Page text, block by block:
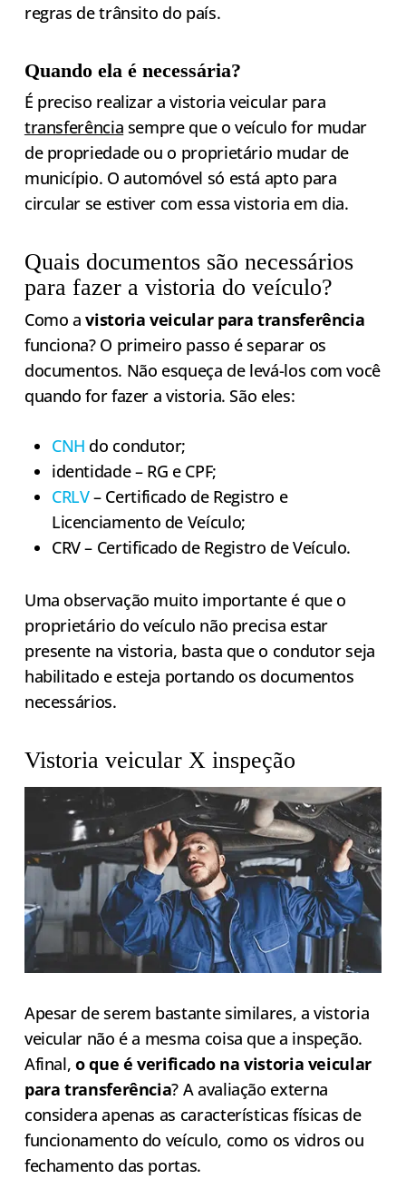
regras de trânsito do país.
Quando ela é necessária?
É preciso realizar a vistoria veicular para
transferência sempre que o veículo for mudar
de propriedade ou o proprietário mudar de
município. O automóvel só está apto para
circular se estiver com essa vistoria em dia.
Quais documentos são necessários
para fazer a vistoria do veículo?
Como a vistoria veicular para transferência
funciona? O primeiro passo é separar os
documentos. Não esqueça de levá-los com você
quando for fazer a vistoria. São eles:
CNH do condutor;
identidade – RG e CPF;
CRLV– Certificado de Registro e
Licenciamento de Veículo;
CRV – Certificado de Registro de Veículo.
Uma observação muito importante é que o
proprietário do veículo não precisa estar
presente na vistoria, basta que o condutor seja
habilitado e esteja portando os documentos
necessários.
Vistoria veicular X inspeção
Apesar de serem bastante similares, a vistoria
veicular não é a mesma coisa que a inspeção.
Afinal, o que é verificado na vistoria veicular
para transferência? A avaliação externa
considera apenas as características físicas de
funcionamento do veículo, como os vidros ou
fechamento das portas.